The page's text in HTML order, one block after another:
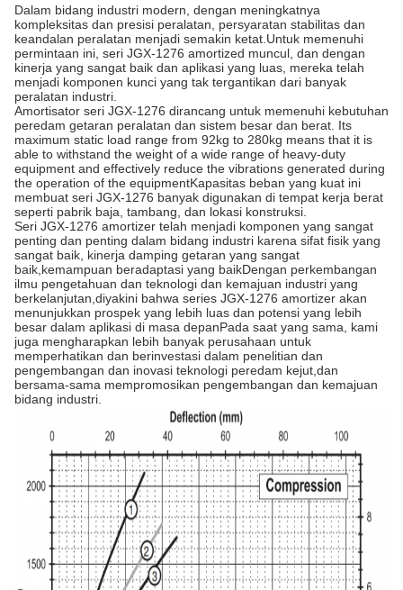
Dalam bidang industri modern, dengan meningkatnya
kompleksitas dan presisi peralatan, persyaratan stabilitas dan
keandalan peralatan menjadi semakin ketat.Untuk memenuhi
permintaan ini, seri JGX-1276 amortized muncul, dan dengan
kinerja yang sangat baik dan aplikasi yang luas, mereka telah
menjadi komponen kunci yang tak tergantikan dari banyak
peralatan industri.
Amortisator seri JGX-1276 dirancang untuk memenuhi kebutuhan
peredam getaran peralatan dan sistem besar dan berat. Its
maximum static load range from 92kg to 280kg means that it is
able to withstand the weight of a wide range of heavy-duty
equipment and effectively reduce the vibrations generated during
the operation of the equipmentKapasitas beban yang kuat ini
membuat seri JGX-1276 banyak digunakan di tempat kerja berat
seperti pabrik baja, tambang, dan lokasi konstruksi.
Seri JGX-1276 amortizer telah menjadi komponen yang sangat
penting dan penting dalam bidang industri karena sifat fisik yang
sangat baik, kinerja damping getaran yang sangat
baik,kemampuan beradaptasi yang baikDengan perkembangan
ilmu pengetahuan dan teknologi dan kemajuan industri yang
berkelanjutan,diyakini bahwa series JGX-1276 amortizer akan
menunjukkan prospek yang lebih luas dan potensi yang lebih
besar dalam aplikasi di masa depanPada saat yang sama, kami
juga mengharapkan lebih banyak perusahaan untuk
memperhatikan dan berinvestasi dalam penelitian dan
pengembangan dan inovasi teknologi peredam kejut,dan
bersama-sama mempromosikan pengembangan dan kemajuan
bidang industri.